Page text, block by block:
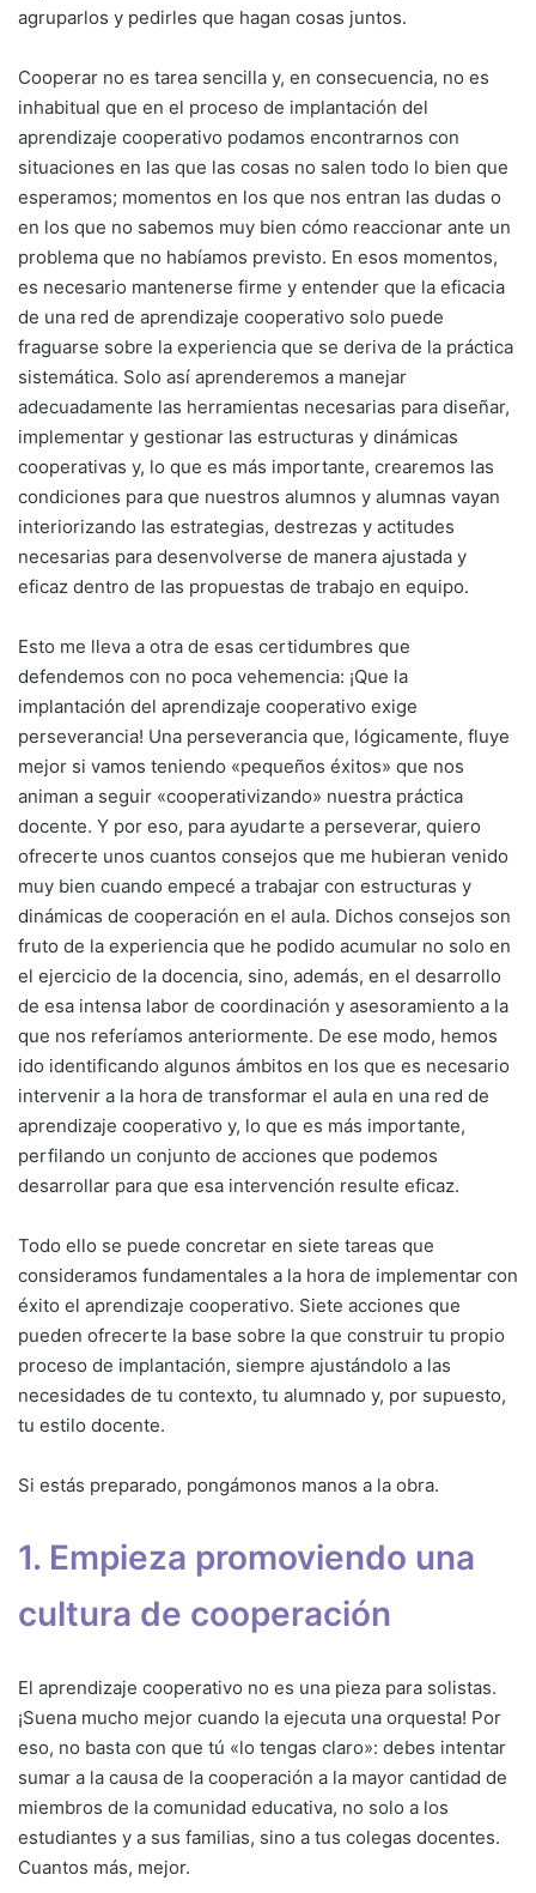
agruparlos y pedirles que hagan cosas juntos.
Cooperar no es tarea sencilla y, en consecuencia, no es
inhabitual que en el proceso de implantación del
aprendizaje cooperativo podamos encontrarnos con
situaciones en las que las cosas no salen todo lo bien que
esperamos; momentos en los que nos entran las dudas o
en los que no sabemos muy bien cómo reaccionar ante un
problema que no habíamos previsto. En esos momentos,
es necesario mantenerse firme y entender que la eficacia
de una red de aprendizaje cooperativo solo puede
fraguarse sobre la experiencia que se deriva de la práctica
sistemática. Solo así aprenderemos a manejar
adecuadamente las herramientas necesarias para diseñar,
implementar y gestionar las estructuras y dinámicas
cooperativas y, lo que es más importante, crearemos las
condiciones para que nuestros alumnos y alumnas vayan
interiorizando las estrategias, destrezas y actitudes
necesarias para desenvolverse de manera ajustada y
eficaz dentro de las propuestas de trabajo en equipo.
Esto me lleva a otra de esas certidumbres que
defendemos con no poca vehemencia: ¡Que la
implantación del aprendizaje cooperativo exige
perseverancia! Una perseverancia que, lógicamente, fluye
mejor si vamos teniendo «pequeños éxitos» que nos
animan a seguir «cooperativizando» nuestra práctica
docente. Y por eso, para ayudarte a perseverar, quiero
ofrecerte unos cuantos consejos que me hubieran venido
muy bien cuando empecé a trabajar con estructuras y
dinámicas de cooperación en el aula. Dichos consejos son
fruto de la experiencia que he podido acumular no solo en
el ejercicio de la docencia, sino, además, en el desarrollo
de esa intensa labor de coordinación y asesoramiento a la
que nos referíamos anteriormente. De ese modo, hemos
ido identificando algunos ámbitos en los que es necesario
intervenir a la hora de transformar el aula en una red de
aprendizaje cooperativo y, lo que es más importante,
perfilando un conjunto de acciones que podemos
desarrollar para que esa intervención resulte eficaz.
Todo ello se puede concretar en siete tareas que
consideramos fundamentales a la hora de implementar con
éxito el aprendizaje cooperativo. Siete acciones que
pueden ofrecerte la base sobre la que construir tu propio
proceso de implantación, siempre ajustándolo a las
necesidades de tu contexto, tu alumnado y, por supuesto,
tu estilo docente.
Si estás preparado, pongámonos manos a la obra.
1. Empieza promoviendo una
cultura de cooperación
El aprendizaje cooperativo no es una pieza para solistas.
¡Suena mucho mejor cuando la ejecuta una orquesta! Por
eso, no basta con que tú «lo tengas claro»: debes intentar
sumar a la causa de la cooperación a la mayor cantidad de
miembros de la comunidad educativa, no solo a los
estudiantes y a sus familias, sino a tus colegas docentes.
Cuantos más, mejor.